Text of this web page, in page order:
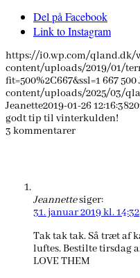
Del på Facebook
Link to Instagram
https://i0.wp.com/qland.dk/
content/uploads/2019/01/
fit=500%2C667&ssl=1 667500
content/uploads/2025/03/
Jeanette2019-01-26 12:16:38
godt tip til vinterkulden!
3 kommentarer
Jeannettesiger:
31. januar 2019 kl. 14:32
Tak tak tak. Så træt af
luftes. Bestilte tirsdag
LOVE THEM